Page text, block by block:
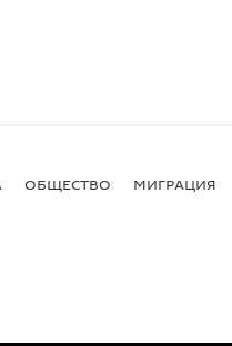
ОБЩЕСТВО МИГРАЦИЯ